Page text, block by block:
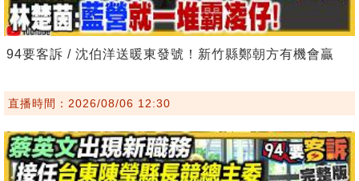
94要客訴 / 沈伯洋送暖東發號！新竹縣鄭朝方有機會贏
直播時間：2026/08/06 12:30